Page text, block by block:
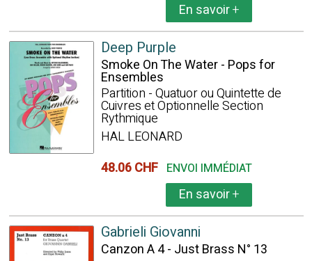
En savoir+
Deep Purple
Smoke On The Water - Pops for
Ensembles
Partition - Quatuor ou Quintette de
Cuivres et Optionnelle Section
Rythmique
HAL LEONARD
48.06 CHF ENVOI IMMÉDIAT
En savoir+
Gabrieli Giovanni
Canzon A 4 - Just Brass N° 13